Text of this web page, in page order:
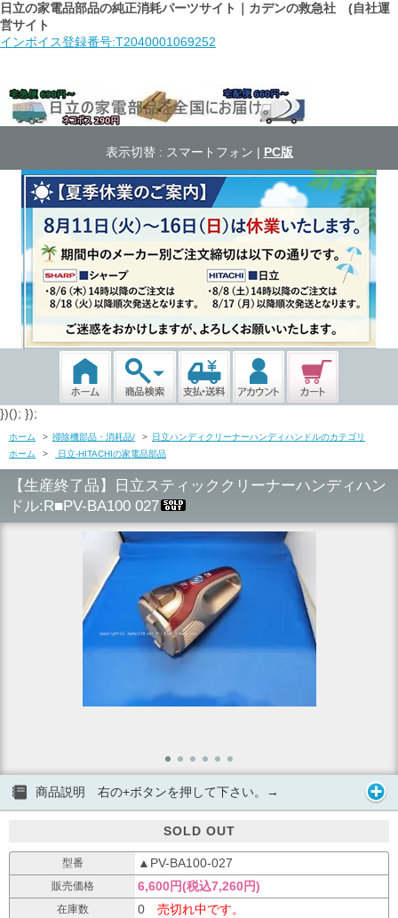
日立の家電品部品の純正消耗パーツサイト｜カデンの救急社 (自社運
営サイト
インボイス登録番号:T2040001069252
表示切替 : スマートフォン | PC版
})(); });
ホーム > 掃除機部品・消耗品/ > 日立ハンディクリーナーハンディハンドルのカテゴリ
ホーム
> 日立-HITACHIの家電品部品
【生産終了品】日立スティッククリーナーハンディハン
ドル:R■PV-BA100 027
商品説明 右の+ボタンを押して下さい。→
SOLD OUT
型番 ▲PV-BA100-027
販売価格 6,600円(税込7,260円)
在庫数 0 売切れ中です。